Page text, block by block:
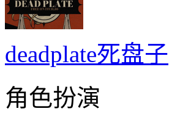
deadplate死盘子
角色扮演